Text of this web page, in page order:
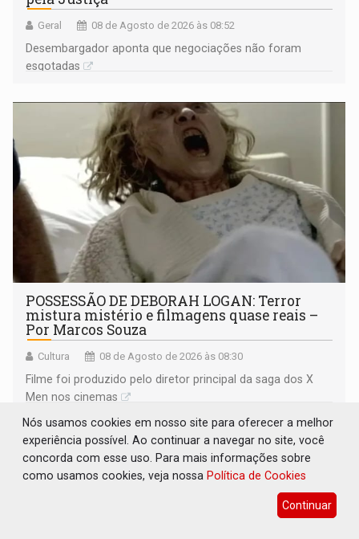
Geral 08 de Agosto de 2026 às 08:52
Desembargador aponta que negociações não foram
esgotadas
POSSESSÃO DE DEBORAH LOGAN: Terror
mistura mistério e filmagens quase reais –
Por Marcos Souza
Cultura 08 de Agosto de 2026 às 08:30
Filme foi produzido pelo diretor principal da saga dos X
Men nos cinemas
Nós usamos cookies em nosso site para oferecer a melhor
experiência possível. Ao continuar a navegar no site, você
concorda com esse uso. Para mais informações sobre
como usamos cookies, veja nossa Política de Cookies
Continuar